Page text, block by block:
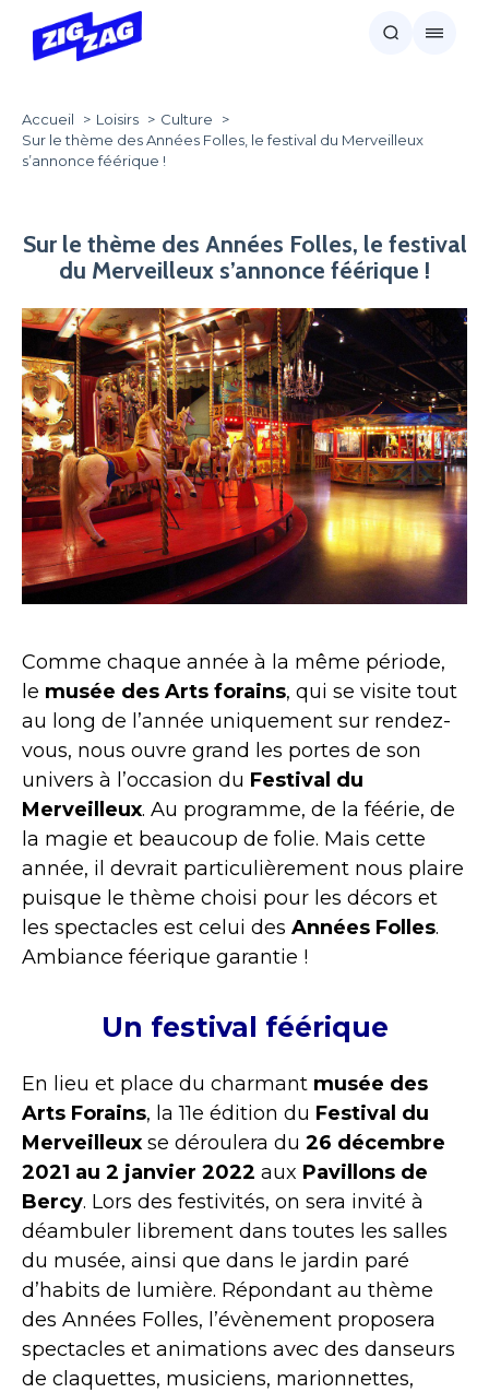
Accueil Loisirs
Culture
Sur le thème des Années Folles, le festival du Merveilleux
s’annonce féérique !
Sur le thème des Années Folles, le festival
du Merveilleux s’annonce féérique !
Comme chaque année à la même période,
le musée des Arts forains, qui se visite tout
au long de l’année uniquement sur rendez-
vous, nous ouvre grand les portes de son
univers à l’occasion du Festival du
Merveilleux. Au programme, de la féérie, de
la magie et beaucoup de folie. Mais cette
année, il devrait particulièrement nous plaire
puisque le thème choisi pour les décors et
les spectacles est celui des Années Folles.
Ambiance féerique garantie !
Un festival féérique
En lieu et place du charmant musée des
Arts Forains, la 11e édition du Festival du
Merveilleux se déroulera du 26 décembre
2021 au 2 janvier 2022 aux Pavillons de
Bercy. Lors des festivités, on sera invité à
déambuler librement dans toutes les salles
du musée, ainsi que dans le jardin paré
d’habits de lumière. Répondant au thème
des Années Folles, l’évènement proposera
spectacles et animations avec des danseurs
de claquettes, musiciens, marionnettes,